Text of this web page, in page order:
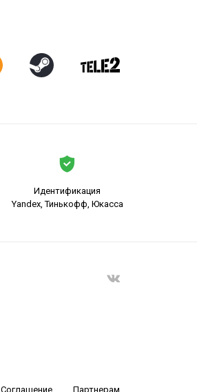
Идентификация
Yandex, Тинькофф, Юкасса
Соглашение Партнерам